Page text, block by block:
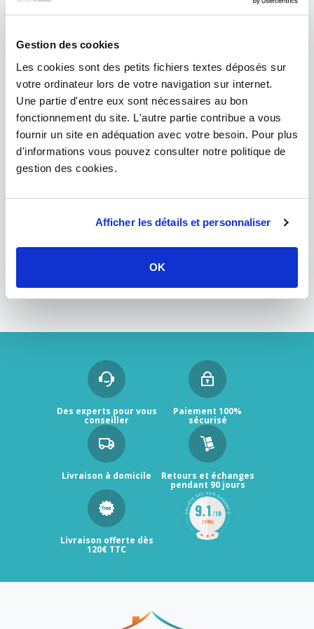
Gestion des cookies
Les cookies sont des petits fichiers textes déposés sur
votre ordinateur lors de votre navigation sur internet.
Une partie d'entre eux sont nécessaires au bon
fonctionnement du site. L'autre partie contribue a vous
fournir un site en adéquation avec votre besoin. Pour plus
d'informations vous pouvez consulter notre politique de
gestion des cookies.
Afficher les détails et personnaliser
OK
Accessoires extracteur
d'air
Gaines, grilles et chapeau de
remplacement ou une
Des experts pour vous
conseiller
Paiement 100%
sécurisé
Livraison à domicile Retours et échanges
pendant 90 jours
Livraison offerte dès
120€ TTC